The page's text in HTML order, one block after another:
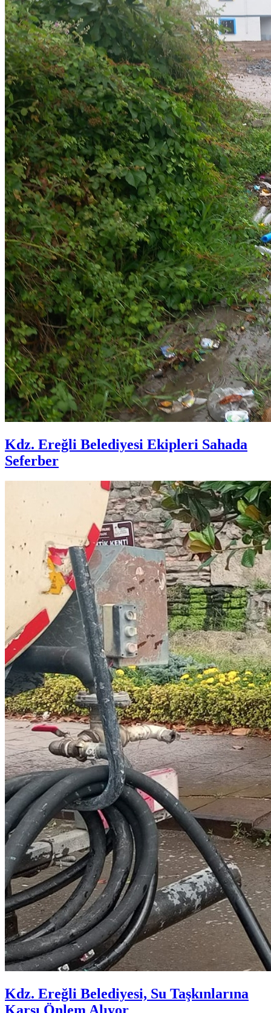
Kdz. Ereğli Belediyesi Ekipleri Sahada
Seferber
Kdz. Ereğli Belediyesi, Su Taşkınlarına